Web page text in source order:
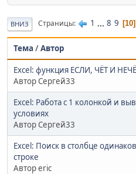
ВНИЗ Страницы 1 ... 8 9 10
Тема /Автор
Excel: функция ЕСЛИ, ЧЁТ И
Автор Сергей33
Excel: Работа с 1 колонкой и
условиях
Автор Сергей33
Excel: Поиск в столбце
строке
Автор eric